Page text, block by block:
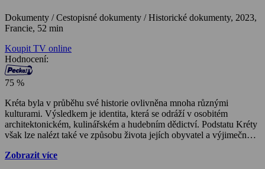
Dokumenty / Cestopisné dokumenty / Historické dokumenty, 2023,
Francie, 52 min
Koupit TV online
Hodnocení:
75 %
Kréta byla v průběhu své historie ovlivněna mnoha různými
kulturami. Výsledkem je identita, která se odráží v osobitém
architektonickém, kulinářském a hudebním dědictví. Podstatu Kréty
však lze nalézt také ve způsobu života jejích obyvatel a výjimečných
které tvoří základ proslulé krétské stravy, zdroje zdraví a
Zobrazit více